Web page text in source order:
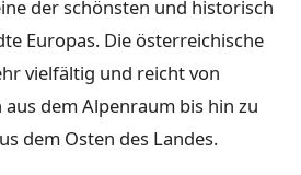
der schönsten und historisch
Europas. Die österreichische
vielfältig und reicht von
dem Alpenraum bis hin zu
dem Osten des Landes.